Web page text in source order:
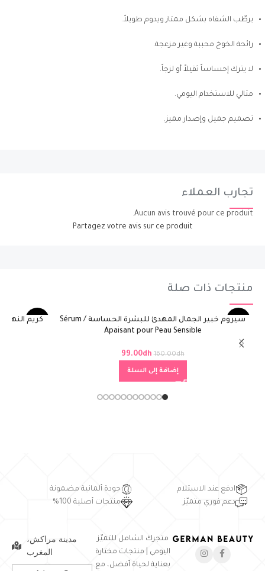
يرطّب الشفاه بشكل ممتاز ويدوم طويلاً.
رائحة الخوخ محببة وغير مزعجة.
لا يترك إحساساً ثقيلاً أو لزجاً.
مثالي للاستخدام اليومي.
تصميم جميل وإصدار مميز.
تجارب العملاء
Aucun avis trouvé pour ce produit.
Partagez votre avis sur ce produit
منتجات ذات صلة
-38%
سيروم خبير الجمال المهدئ للبشرة الحساسة / Sérum
Apaisant pour Peau Sensible
160.00dh
99.00dh
إضافة إلى السلة
-26%
ادفع عند الاستلام
جودة ألمانية مضمونة
دعم فوري متميّز
منتجات أصلية 100%
متجرك الشامل للتميّز
اليومي | منتجات مختارة
بعناية لحياة أفضل، مع
مدينة مراكش،
المغرب